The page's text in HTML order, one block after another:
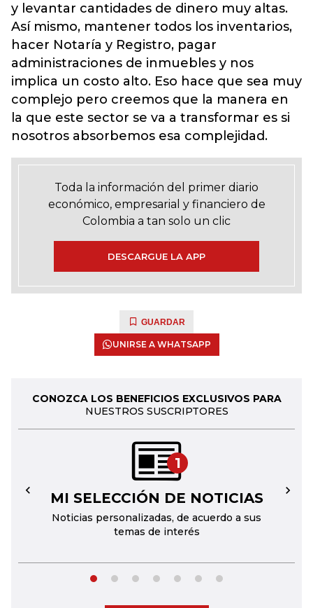
y levantar cantidades de dinero muy altas.
Así mismo, mantener todos los inventarios,
hacer Notaría y Registro, pagar
administraciones de inmuebles y nos
implica un costo alto. Eso hace que sea muy
complejo pero creemos que la manera en
la que este sector se va a transformar es si
nosotros absorbemos esa complejidad.
Toda la información del primer diario
económico, empresarial y financiero de
Colombia a tan solo un clic
DESCARGUE LA APP
GUARDAR
UNIRSE A WHATSAPP
CONOZCA LOS BENEFICIOS EXCLUSIVOS PARA
NUESTROS SUSCRIPTORES
1
MI SELECCIÓN DE NOTICIAS
Noticias personalizadas, de acuerdo a sus
temas de interés
← →